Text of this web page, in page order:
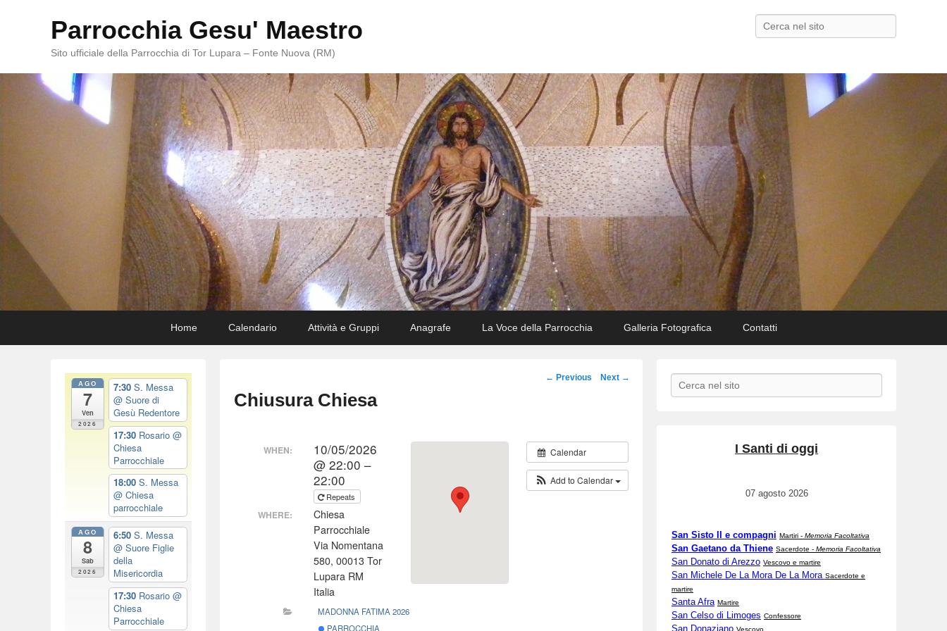
Parrocchia Gesu' Maestro
Sito ufficiale della Parrocchia di Tor Lupara – Fonte Nuova (RM)
Search
Home Calendario Attività e Gruppi Anagrafe La Voce della Parrocchia Galleria Fotografica Contatti
Post
← Previous Next →
Chiusura Chiesa
Calendar
Add to Calendar
WHEN:
10/05/2026
@ 22:00 –
22:00
Repeats
WHERE:
Chiesa
Parrocchiale
Via Nomentana
580, 00013 Tor
Lupara RM
Italia
MADONNA FATIMA 2026
PARROCCHIA
Search
I Santi di oggi
07 agosto 2026
San Sisto II e compagni Martiri - Memoria Facoltativa
San Gaetano da Thiene Sacerdote - Memoria Facoltativa
San Donato di Arezzo Vescovo e martire
San Michele De La Mora De La Mora Sacerdote e
martire
Santa Afra Martire
San Celso di Limoges Confessore
San Donaziano Vescovo
AGO
7
Ven
2026
7:30 S. Messa
@ Suore di
Gesù Redentore
17:30 Rosario @
Chiesa
Parrocchiale
18:00 S. Messa
@ Chiesa
parrocchiale
AGO
8
Sab
2026
6:50 S. Messa
@ Suore Figlie
della
Misericordia
17:30 Rosario @
Chiesa
Parrocchiale